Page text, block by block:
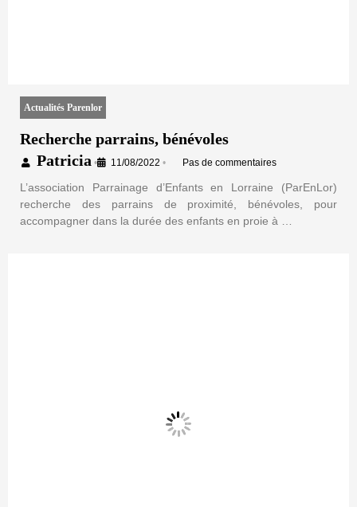
Actualités Parenlor
Recherche parrains, bénévoles
Patricia • 11/08/2022 • Pas de commentaires
L’association Parrainage d’Enfants en Lorraine (ParEnLor)
recherche des parrains de proximité, bénévoles, pour
accompagner dans la durée des enfants en proie à …